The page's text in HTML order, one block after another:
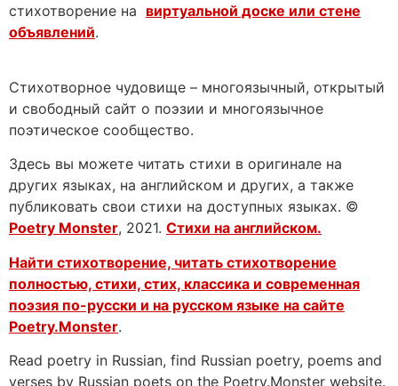
стихотворение на виртуальной доске или стене
объявлений.
Стихотворное чудовище – многоязычный, открытый
и свободный сайт о поэзии и многоязычное
поэтическое сообщество.
Здесь вы можете читать стихи в оригинале на
других языках, на английском и других, а также
публиковать свои стихи на доступных языках. ©
Poetry Monster, 2021. Стихи на английском.
Найти стихотворение, читать стихотворение
полностью, стихи, стих, классика и современная
поэзия по-русски и на русском языке на сайте
Poetry.Monster.
Read poetry in Russian, find Russian poetry, poems and
verses by Russian poets on the Poetry.Monster website.